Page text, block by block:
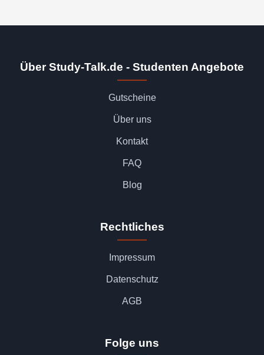
Über Study-Talk.de - Studenten Angebote
Gutscheine
Über uns
Kontakt
FAQ
Blog
Rechtliches
Impressum
Datenschutz
AGB
Folge uns